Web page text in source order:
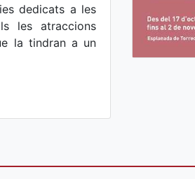
dedicats a les
les atraccions
la tindran a un